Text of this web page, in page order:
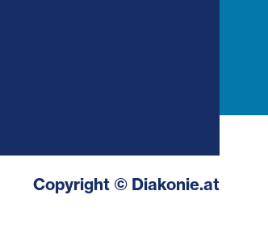
Copyright © Diakonie.at